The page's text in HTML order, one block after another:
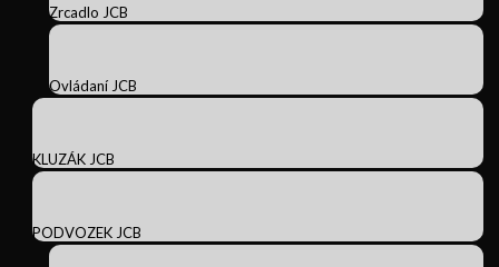
Zrcadlo JCB
Ovládaní JCB
KLUZÁK JCB
PODVOZEK JCB